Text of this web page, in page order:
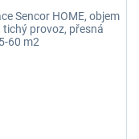
Sencor HOME, objem
tichý provoz, přesná
60 m2